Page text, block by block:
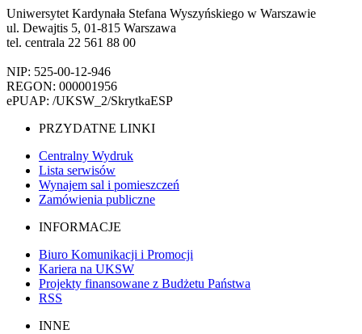
Uniwersytet Kardynała Stefana Wyszyńskiego w Warszawie
ul. Dewajtis 5, 01-815 Warszawa
tel. centrala 22 561 88 00
NIP: 525-00-12-946
REGON: 000001956
ePUAP: /UKSW_2/SkrytkaESP
PRZYDATNE LINKI
Centralny Wydruk
Lista serwisów
Wynajem sal i pomieszczeń
Zamówienia publiczne
INFORMACJE
Biuro Komunikacji i Promocji
Kariera na UKSW
Projekty finansowane z Budżetu Państwa
RSS
INNE